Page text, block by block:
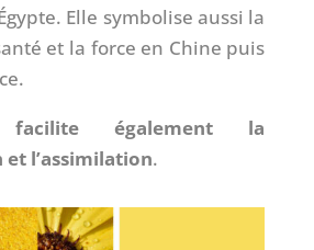
Elle symbolise aussi la
et la force en Chine puis
facilite également la
l’assimilation.